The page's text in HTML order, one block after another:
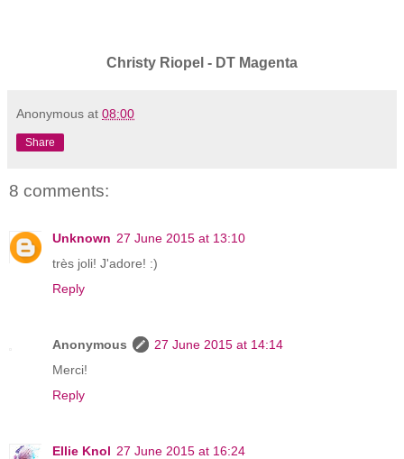
Christy Riopel - DT Magenta
Anonymous at 08:00
Share
8 comments:
Unknown 27 June 2015 at 13:10
très joli! J'adore! :)
Reply
Anonymous
27 June 2015 at 14:14
Merci!
Reply
Ellie Knol 27 June 2015 at 16:24